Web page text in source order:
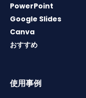
PowerPoint
Google Slides
Canva
おすすめ
使用事例